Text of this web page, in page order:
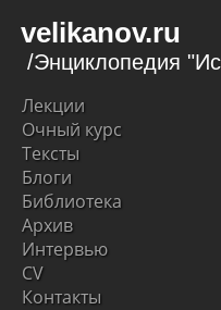
velikanov.ru
/Энциклопедия
Лекции
Очный курс
Тексты
Блоги
Библиотека
Архив
Интервью
CV
Контакты